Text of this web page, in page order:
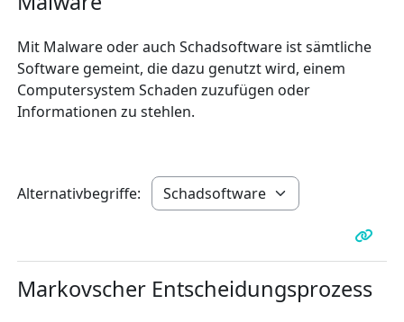
Mit Malware oder auch Schadsoftware ist sämtliche
Software gemeint, die dazu genutzt wird, einem
Computersystem Schaden zuzufügen oder
Informationen zu stehlen.
Alternativbegriffe:
Markovscher Entscheidungsprozess